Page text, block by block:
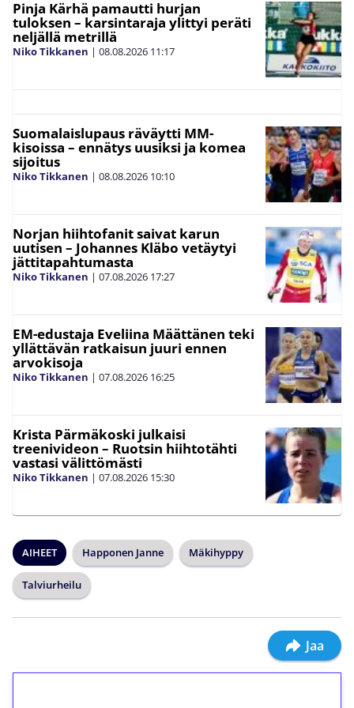
Pinja Kärhä pamautti hurjan
tuloksen – karsintaraja ylittyi peräti
neljällä metrillä
Niko Tikkanen | 08.08.2026 11:17
Suomalaislupaus räväytti MM-
kisoissa – ennätys uusiksi ja komea
sijoitus
Niko Tikkanen | 08.08.2026 10:10
Norjan hiihtofanit saivat karun
uutisen – Johannes Kläbo vetäytyi
jättitapahtumasta
Niko Tikkanen | 07.08.2026 17:27
EM-edustaja Eveliina Määttänen teki
yllättävän ratkaisun juuri ennen
arvokisoja
Niko Tikkanen | 07.08.2026 16:25
Krista Pärmäkoski julkaisi
treenivideon – Ruotsin hiihtotähti
vastasi välittömästi
Niko Tikkanen | 07.08.2026 15:30
AIHEET Happonen Janne Mäkihyppy
Talviurheilu
Jaa